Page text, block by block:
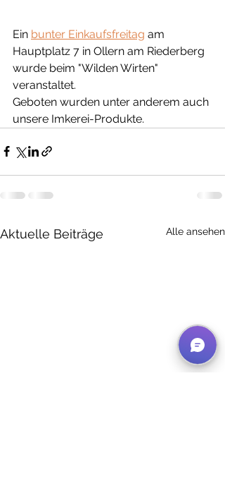
Ein bunter Einkaufsfreitag am
Hauptplatz 7 in Ollern am Riederberg
wurde beim "Wilden Wirten"
veranstaltet.
Geboten wurden unter anderem auch
unsere Imkerei-Produkte.
Aktuelle Beiträge Alle ansehen